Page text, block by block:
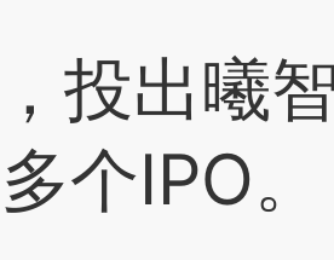
投出曦
多个IPO。